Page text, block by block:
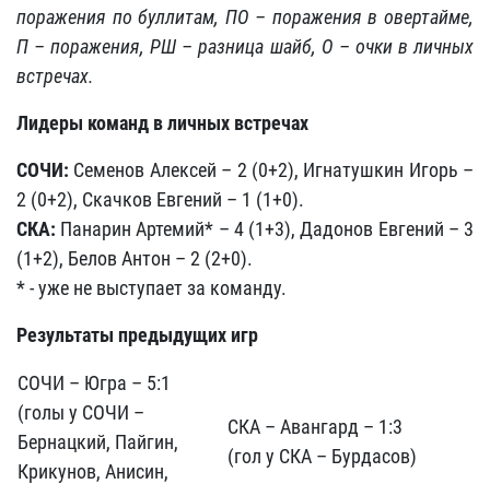
поражения по буллитам, ПО – поражения в овертайме,
П – поражения, РШ – разница шайб, О – очки в личных
встречах.
Лидеры команд в личных встречах
СОЧИ: Семенов Алексей – 2 (0+2), Игнатушкин Игорь –
2 (0+2), Скачков Евгений – 1 (1+0).
СКА: Панарин Артемий* – 4 (1+3), Дадонов Евгений – 3
(1+2), Белов Антон – 2 (2+0).
* - уже не выступает за команду.
Результаты предыдущих игр
СОЧИ – Югра – 5:1
(голы у СОЧИ –
Бернацкий, Пайгин,
Крикунов, Анисин,
СКА – Авангард – 1:3
(гол у СКА – Бурдасов)